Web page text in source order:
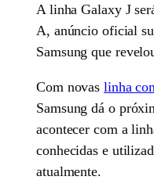
A linha Galaxy J
A, anúncio oficial
Samsung que
Com novaslinha
Samsung dá o
acontecer com a
conhecidas e
atualmente.